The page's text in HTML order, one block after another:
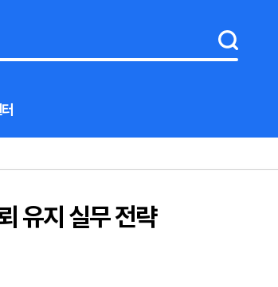
유지 실무 전략